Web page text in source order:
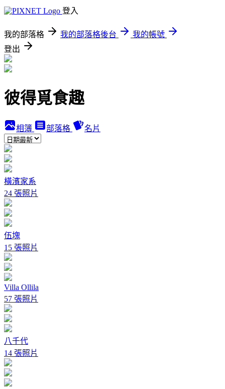
登入
我的部落格 我的部落格後台
我的帳號
登出
彼得覓食趣
相簿 部落格 名片
橫濱家系
24 張照片
伍塊
15 張照片
Villa Ollila
57 張照片
八千代
14 張照片